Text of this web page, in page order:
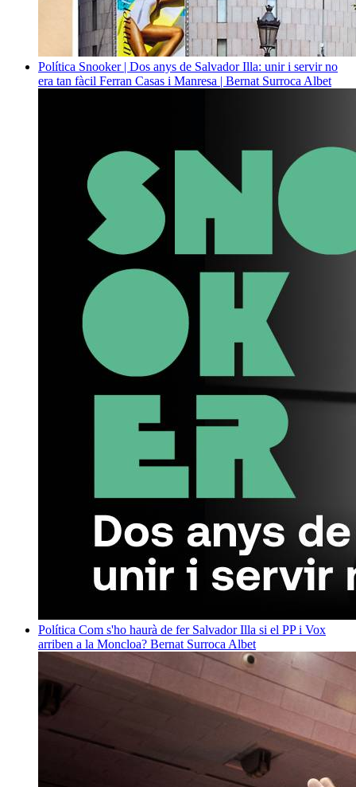
Política Snooker | Dos anys de Salvador Illa: unir i servir no
era tan fàcil Ferran Casas i Manresa | Bernat Surroca Albet
Política Com s'ho haurà de fer Salvador Illa si el PP i Vox
arriben a la Moncloa? Bernat Surroca Albet